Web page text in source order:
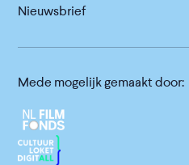
Nieuwsbrief
Mede mogelijk gemaakt door: